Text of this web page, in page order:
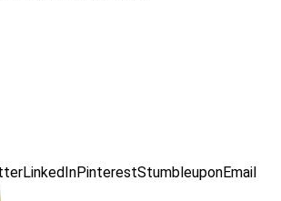
LinkedInPinterestStumbleuponEmail